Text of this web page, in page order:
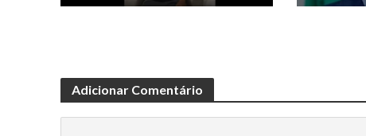
Adicionar Comentário